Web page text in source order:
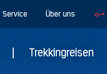
Service Über uns
Trekkingreisen